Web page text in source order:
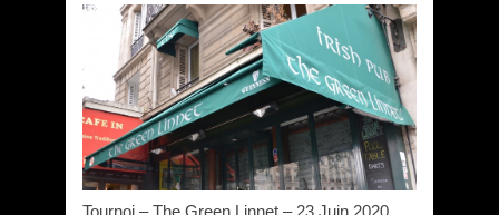
Tournoi – The Green Linnet – 23 Juin 2020